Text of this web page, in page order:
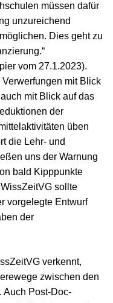
müssen dafür
unzureichend
Dies geht zu
vom 27.1.2023).
mit Blick
mit Blick auf das
der
üben
die Lehr- und
uns der Warnung
bald Kipppunkte
sollte
vorgelegte Entwurf
der
verkennt,
zwischen den
Auch Post-Doc-